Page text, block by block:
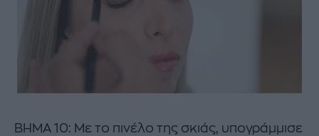
ΒΗΜΑ 10: Με το πινέλο της σκιάς, υπογράμμισε